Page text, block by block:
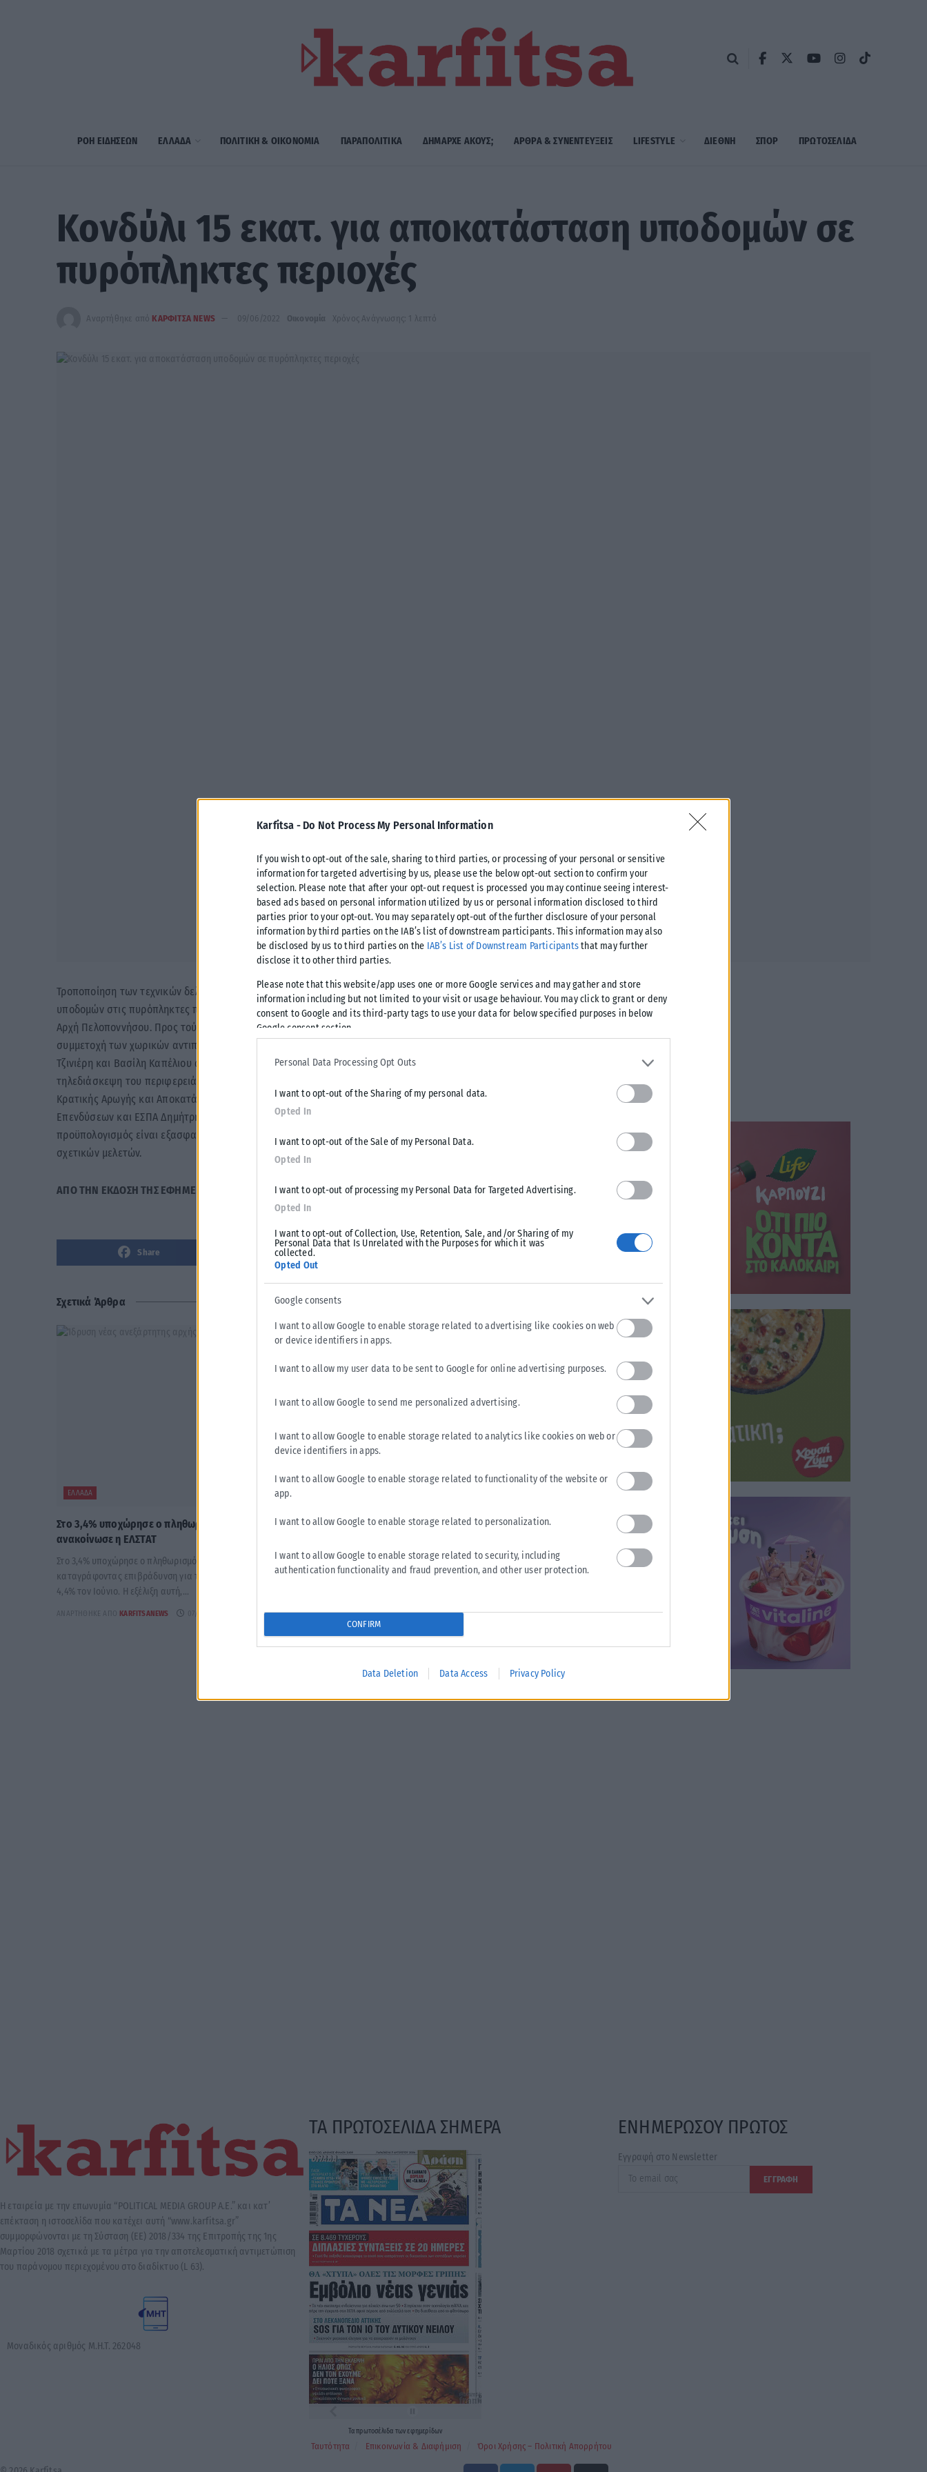
Karfitsa - Do Not Process My Personal Information
If you wish to opt-out of the sale, sharing to third parties, or processing of your personal or sensitive
information for targeted advertising by us, please use the below opt-out section to confirm your
selection. Please note that after your opt-out request is processed you may continue seeing interest-
based ads based on personal information utilized by us or personal information disclosed to third
parties prior to your opt-out. You may separately opt-out of the further disclosure of your personal
information by third parties on the IAB’s list of downstream participants. This information may also
be disclosed by us to third parties on the IAB’s List of Downstream Participantsthat may further
disclose it to other third parties.
Please note that this website/app uses one or more Google services and may gather and store
information including but not limited to your visit or usage behaviour. You may click to grant or deny
consent to Google and its third-party tags to use your data for below specified purposes in below
Google consent section.
Personal Data Processing Opt Outs
I want to opt-out of the Sharing of my personal data.
Opted In
I want to opt-out of the Sale of my Personal Data.
Opted In
I want to opt-out of processing my Personal Data for Targeted Advertising.
Opted In
I want to opt-out of Collection, Use, Retention, Sale, and/or Sharing of my
Personal Data that Is Unrelated with the Purposes for which it was
collected.
Opted Out
Google consents
I want to allow Google to enable storage related to advertising like cookies on web
or device identifiers in apps.
I want to allow my user data to be sent to Google for online advertising purposes.
I want to allow Google to send me personalized advertising.
I want to allow Google to enable storage related to analytics like cookies on web or
device identifiers in apps.
I want to allow Google to enable storage related to functionality of the website or
app.
I want to allow Google to enable storage related to personalization.
I want to allow Google to enable storage related to security, including
authentication functionality and fraud prevention, and other user protection.
CONFIRM
Data Deletion Data Access Privacy Policy
ΡΟΗ ΕΙΔΗΣΕΩΝ ΕΛΛΑΔΑ ΠΟΛΙΤΙΚΗ & ΟΙΚΟΝΟΜΙΑ ΠΑΡΑΠΟΛΙΤΙΚΑ ΔΗΜΑΡΧE ΑΚΟΥΣ; ΑΡΘΡΑ & ΣΥΝΕΝΤΕΥΞΕΙΣ LIFESTYLE ΔΙΕΘΝΗ ΣΠΟΡ ΠΡΩΤΟΣΈΛΙΔΑ
Κονδύλι 15 εκατ. για αποκατάσταση υποδομών σε
πυρόπληκτες περιοχές
Αναρτήθηκε από ΚΑΡΦΙΤΣΑ NEWS 09/06/2022 Οικονομία Χρόνος Ανάγνωσης: 1 λεπτό
Τροποποίηση των τεχνικών δελτίων για τη χρηματοδότηση και υλοποίηση έργων αποκατάστασης κρίσιμων
υποδομών στις πυρόπληκτες περιοχές της Αρκαδίας, της Λακωνίας και της Μεσσηνίας εξετάζει η Περιφερειακή
Αρχή Πελοποννήσου. Προς τούτο, έγινε ειδική σύσκεψη υπό τον οικείο περιφερειάρχη Παναγιώτη Νίκα με τη
συμμετοχή των χωρικών αντιπεριφερειαρχών Αρκαδίας, Λακωνίας και Μεσσηνίας, Μανώλη Σκαντζού, Νίκωνα
Τζινιέρη και Βασίλη Καπέλιου αντίστοιχα, καθώς και υπηρεσιακών στελεχών από τις τρεις ΠΕ. Είχε προηγηθεί
τηλεδιάσκεψη του περιφερειάρχη Παναγιώτη Νίκα με τον υφυπουργό στον πρωθυπουργό, αρμόδιο για θέματα
Κρατικής Αρωγής και Αποκατάστασης από Φυσικές Καταστροφές, Χρήστο Τριαντόπουλο και τον γγ Δημοσίων
Επενδύσεων και ΕΣΠΑ Δημήτρη Σκάλκο, στην οποία συζητήθηκε η χρηματοδότηση των αναγκαίων έργων. Ο
προϋπολογισμός είναι εξασφαλισμένος, ανέρχεται σε 15.000.000 ευρώ και δόθηκε εντολή για άμεση σύνταξη των
σχετικών μελετών.
ΑΠΟ ΤΗΝ ΕΚΔΟΣΗ ΤΗΣ ΕΦΗΜΕΡΙΔΑΣ
Share Tweet
Σχετικά Άρθρα
ΕΛΛΆΔΑ
Στο 3,4% υποχώρησε ο πληθωρισμός τον Ιούλιο
ανακοίνωσε η ΕΛΣΤΑΤ
Στο 3,4% υποχώρησε ο πληθωρισμός τον Ιούλιο,
καταγράφοντας επιβράδυνση για τρίτο συνεχόμενο μήνα, από
4,4% τον Ιούνιο. Η εξέλιξη αυτή,...
KARFITSANEWS
ΟΠΕΚΑ: Σήμερα η δεύτερη πληρωμή των δικαιούχων
Σήμερα, Παρασκευή 7 Αυγούστου, θα πραγματοποιηθεί η
δεύτερη καταβολή του χρηματικού βοηθήματος του ΛΑΕ-
ΑΝΑΡΤΉΘΗΚΕ ΑΠΌ KARFITSANEWS 07/08/2026
Η εταιρεία με την επωνυμία “POLITICAL MEDIA GROUP A.E.” και κατ’
επέκταση η ιστοσελίδα που κατέχει αυτή “www.karfitsa.gr”
συμμορφώνονται με τη Σύσταση (ΕΕ) 2018/334 της Επιτροπής της 1ης
Μαρτίου 2018 σχετικά με τα μέτρα για την αποτελεσματική αντιμετώπιση
του παράνομου περιεχομένου στο διαδίκτυο (L 63).
Μοναδικός αριθμός Μ.Η.Τ. 262048
ΤΑ ΠΡΩΤΟΣΕΛΙΔΑ ΣΗΜΕΡΑ
Ταπρωτοσέλιδα τωνεφημερίδων
ΕΝΗΜΕΡΩΣΟΥ ΠΡΩΤΟΣ
Εγγραφή στο Newsletter
Ταυτότητα Επικοινωνία & Διαφήμιση Όροι Χρήσης – Πολιτική Απορρήτου